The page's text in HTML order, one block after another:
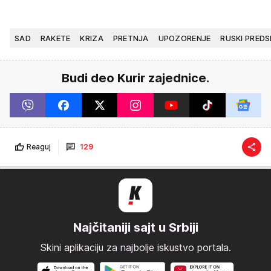
SAD RAKETE KRIZA PRETNJA UPOZORENJE RUSKI
Budi deo Kurir zajednice.
Reaguj 129
Najčitaniji sajt u Srbiji
Skini aplikaciju za najbolje iskustvo portala.